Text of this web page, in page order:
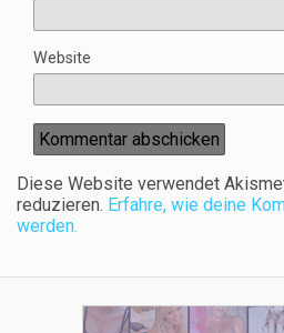
Website
Diese Website verwendet
reduzieren. Erfahre, wie deine
werden.